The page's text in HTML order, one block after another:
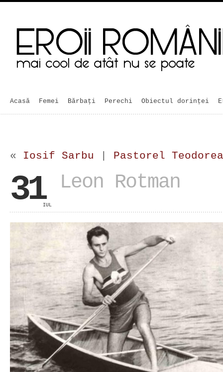
Acasă Femei Bărbaţi Perechi Obiectul dorinței
« Iosif Sarbu Pastorel
31IUL
Leon Rotman